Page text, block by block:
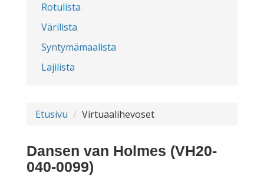
Rotulista
Värilista
Syntymämaalista
Lajilista
Etusivu Virtuaalihevoset
Dansen van Holmes (VH20-
040-0099)